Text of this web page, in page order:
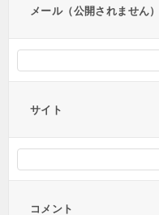
メール（公開されません）
サイト
コメント